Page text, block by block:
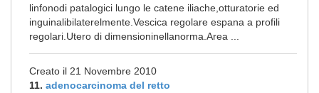
linfonodi patalogici lungo le catene iliache,otturatorie ed
inguinalibilaterelmente.Vescica regolare espana a profili
regolari.Utero di dimensioninellanorma.Area ...
Creato il 21 Novembre 2010
11. adenocarcinoma del retto